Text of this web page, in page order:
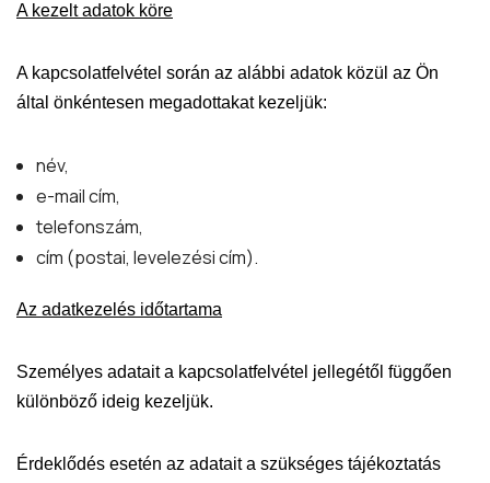
A kezelt adatok köre
A kapcsolatfelvétel során az alábbi adatok közül az Ön
által önkéntesen megadottakat kezeljük:
név,
e-mail cím,
telefonszám,
cím (postai, levelezési cím).
Az adatkezelés időtartama
Személyes adatait a kapcsolatfelvétel jellegétől függően
különböző ideig kezeljük.
Érdeklődés esetén az adatait a szükséges tájékoztatás